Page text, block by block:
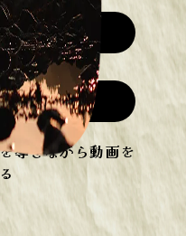
制作技術
制作技術
導きながら動画を